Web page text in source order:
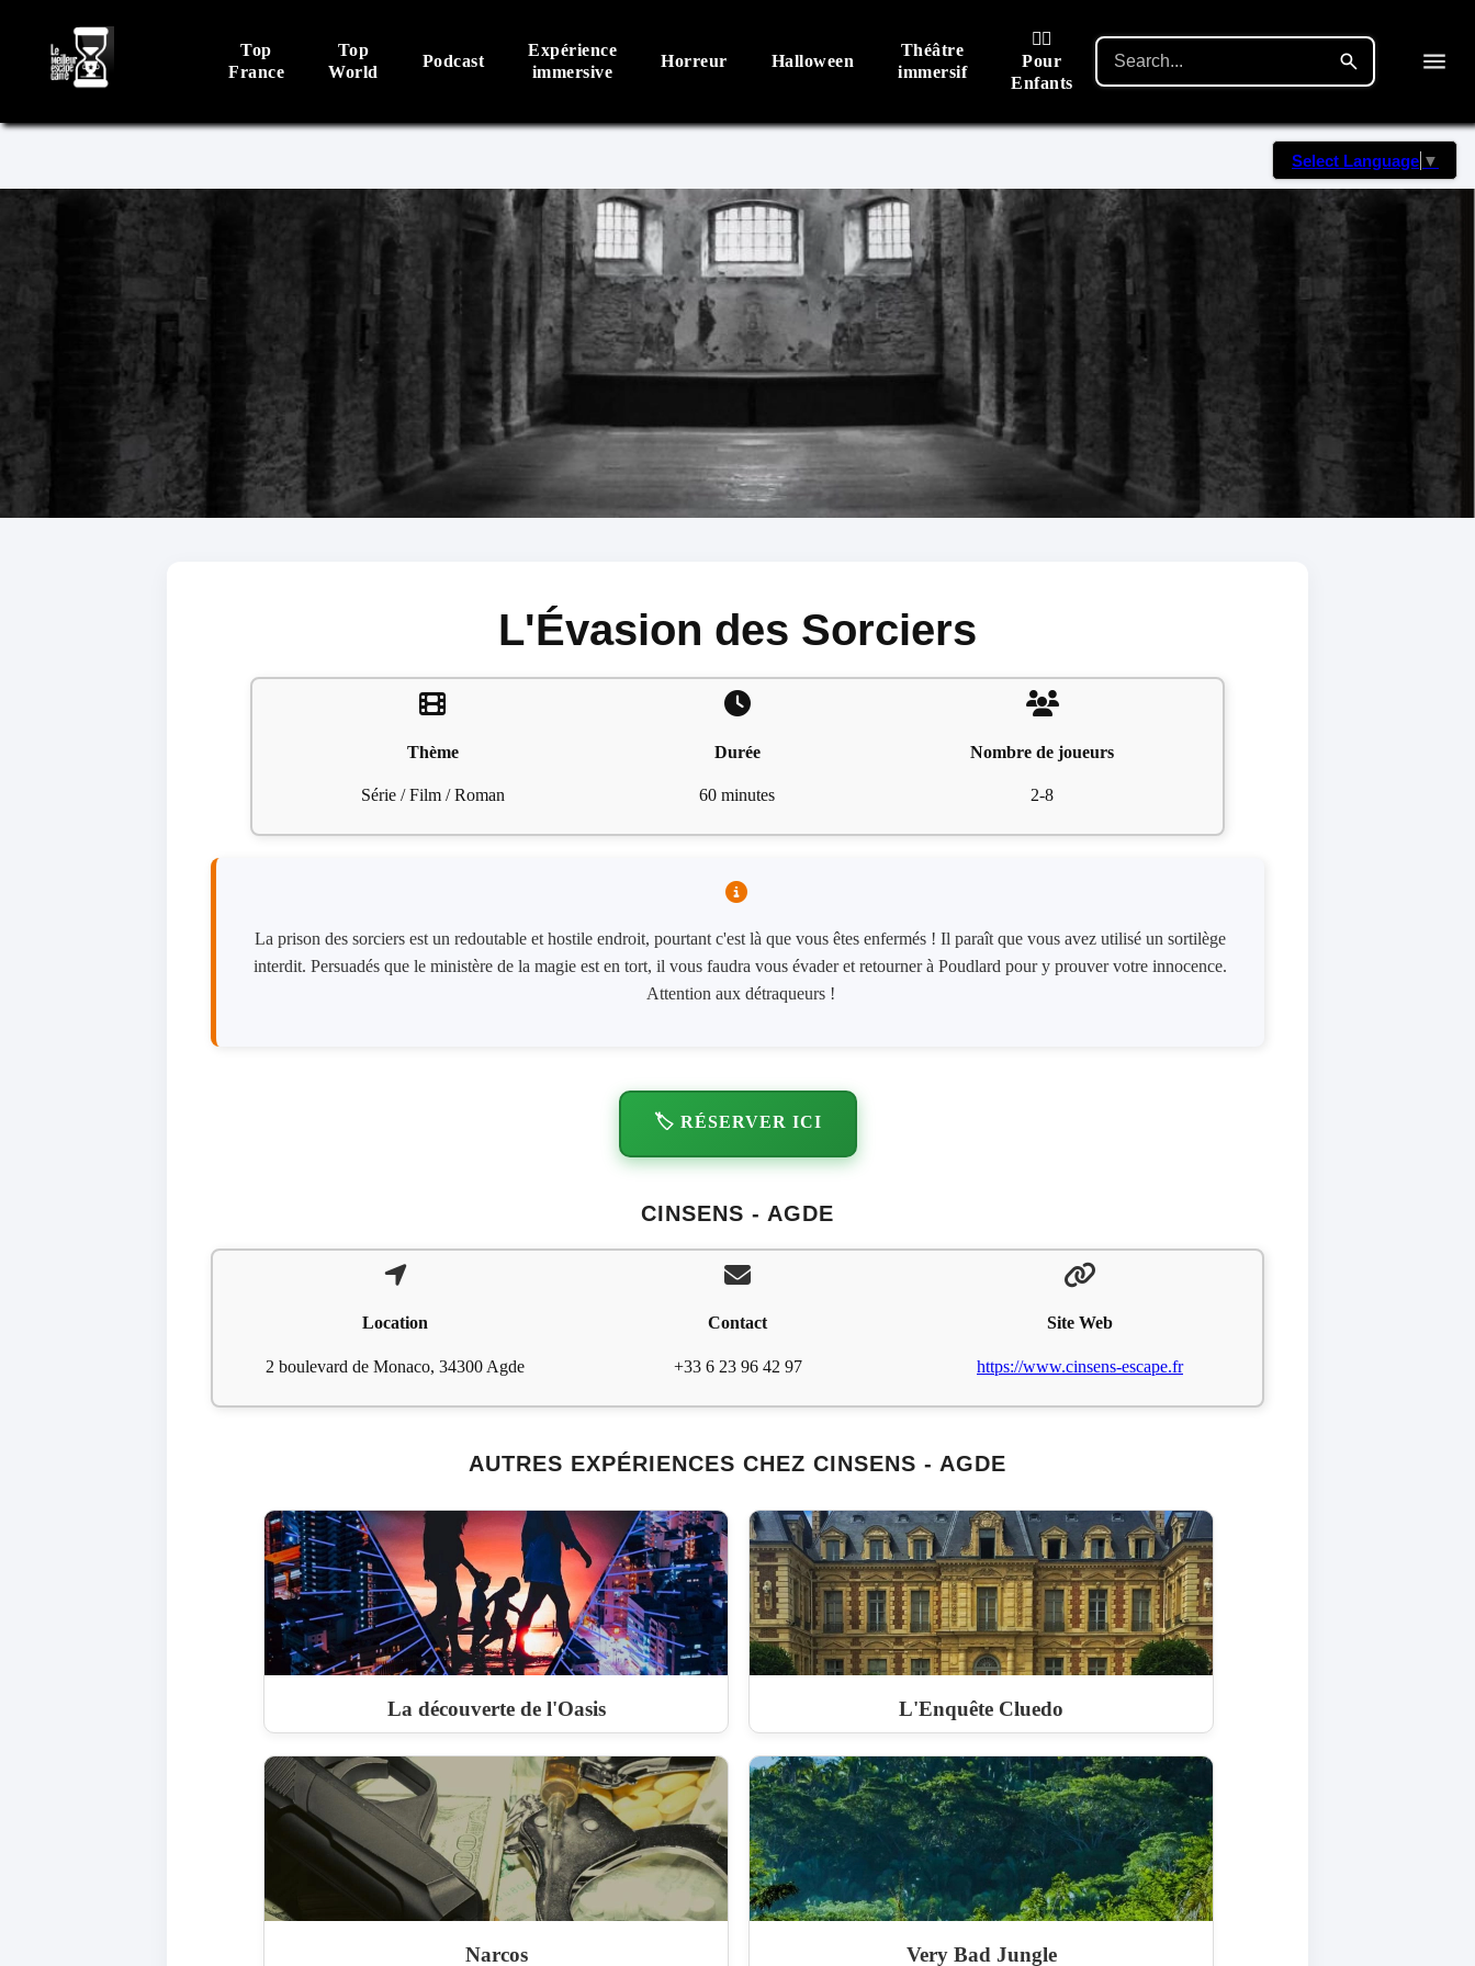
Top
France
Top
World
Podcast
Expérience
immersive
Horreur Halloween
Théâtre
immersif
🙋‍♂️
Pour
Enfants
Select Language ▼
L'Évasion des Sorciers
Thème
Série / Film / Roman
Durée
60 minutes
Nombre de joueurs
2-8
La prison des sorciers est un redoutable et hostile endroit, pourtant c'est là que vous êtes enfermés ! Il paraît que vous avez utilisé un sortilège
interdit. Persuadés que le ministère de la magie est en tort, il vous faudra vous évader et retourner à Poudlard pour y prouver votre innocence.
Attention aux détraqueurs !
🏷️ RÉSERVER ICI
CINSENS - AGDE
Location
2 boulevard de Monaco, 34300 Agde
Contact
+33 6 23 96 42 97
Site Web
https://www.cinsens-escape.fr
AUTRES EXPÉRIENCES CHEZ CINSENS - AGDE
La découverte de l'Oasis L'Enquête Cluedo
Narcos Very Bad Jungle